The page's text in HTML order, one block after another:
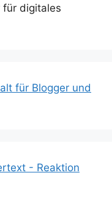
für digitales
für Blogger und
- Reaktion